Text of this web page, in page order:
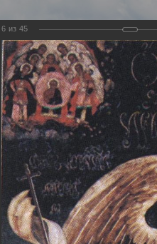
Экскурсия
6 из 45